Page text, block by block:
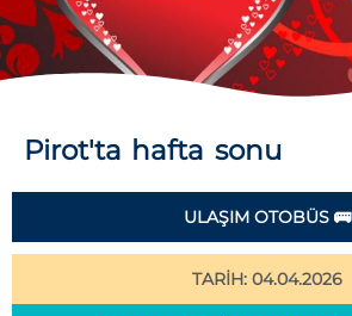
Pirot'ta hafta sonu
ULAŞIM OTOBÜS 🚌
TARİH: 04.04.2026